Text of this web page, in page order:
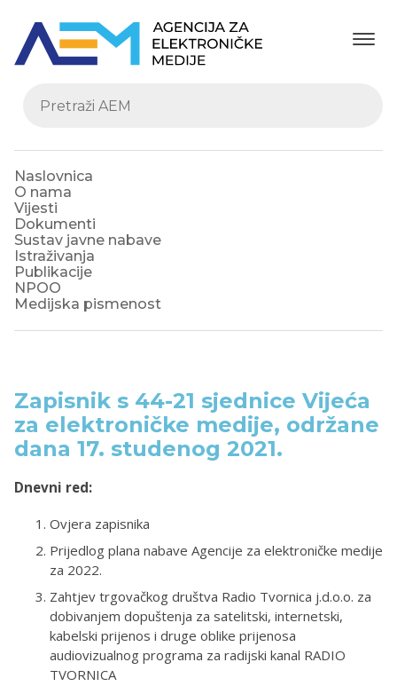
Naslovnica
O nama
Vijesti
Dokumenti
Sustav javne nabave
Istraživanja
Publikacije
NPOO
Medijska pismenost
Zapisnik s 44-21 sjednice Vijeća
za elektroničke medije, održane
dana 17. studenog 2021.
Dnevni red:
Ovjera zapisnika
Prijedlog plana nabave Agencije za elektroničke medije
za 2022.
Zahtjev trgovačkog društva Radio Tvornica j.d.o.o. za
dobivanjem dopuštenja za satelitski, internetski,
kabelski prijenos i druge oblike prijenosa
audiovizualnog programa za radijski kanal RADIO
TVORNICA